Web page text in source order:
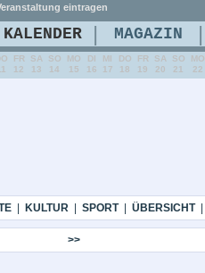
| KULTUR| SPORT| ÜBERSICHT|
>>
eintragen
KALENDER | MAGAZIN |
FR
12
SA
13
SO
14
MO
15
DI
16
MI
17
DO
18
FR
19
SA
20
SO
21
MO
22